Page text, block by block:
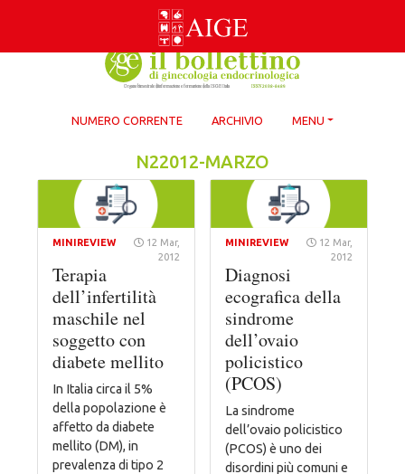
NUMERO CORRENTE ARCHIVIO MENU
N22012-MARZO
MINIREVIEW
12 Mar,
2012
Terapia
dell’infertilità
maschile nel
soggetto con
diabete mellito
In Italia circa il 5%
della popolazione è
affetto da diabete
mellito (DM), in
prevalenza di tipo 2
MINIREVIEW
12 Mar,
2012
Diagnosi
ecografica della
sindrome
dell’ovaio
policistico
(PCOS)
La sindrome
dell’ovaio policistico
(PCOS) è uno dei
disordini più comuni e